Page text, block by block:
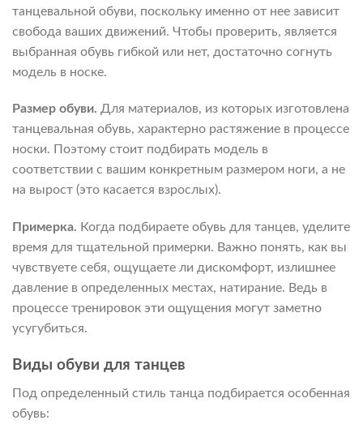
танцевальной обуви, поскольку именно от нее зависит
свобода ваших движений. Чтобы проверить, является
выбранная обувь гибкой или нет, достаточно согнуть
модель в носке.
Размер обуви. Для материалов, из которых изготовлена
танцевальная обувь, характерно растяжение в процессе
носки. Поэтому стоит подбирать модель в
соответствии с вашим конкретным размером ноги, а не
на вырост (это касается взрослых).
Примерка. Когда подбираете обувь для танцев, уделите
время для тщательной примерки. Важно понять, как вы
чувствуете себя, ощущаете ли дискомфорт, излишнее
давление в определенных местах, натирание. Ведь в
процессе тренировок эти ощущения могут заметно
усугубиться.
Виды обуви для танцев
Под определенный стиль танца подбирается особенная
обувь: